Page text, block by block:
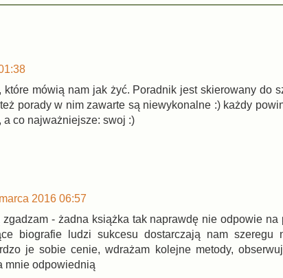
które mówią nam jak żyć. Poradnik jest skierowany do
porady w nim zawarte są niewykonalne :) każdy
co najważniejsze: swoj :)
2016 06:57
zgadzam - żadna książka tak naprawdę nie odpowie
biografie ludzi sukcesu dostarczają nam szeregu
je sobie cenie, wdrażam kolejne metody,
mnie odpowiednią